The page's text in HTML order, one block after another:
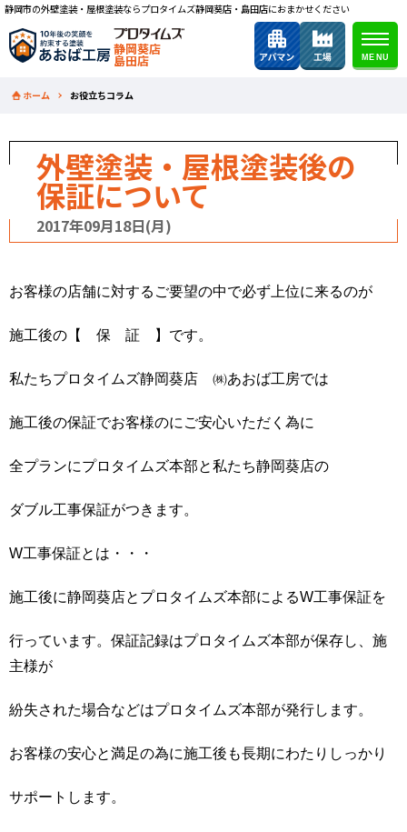
静岡市の外壁塗装・屋根塗装ならプロタイムズ静岡葵店・島田店におまかせください
静岡葵店
島田店
ホーム お役立ちコラム
外壁塗装・屋根塗装後の
保証について
2017年09月18日(月)
お客様の店舗に対するご要望の中で必ず上位に来るのが
施工後の【 保 証 】です。
私たちプロタイムズ静岡葵店 ㈱あおば工房では
施工後の保証でお客様のにご安心いただく為に
全プランにプロタイムズ本部と私たち静岡葵店の
ダブル工事保証がつきます。
W工事保証とは・・・
施工後に静岡葵店とプロタイムズ本部によるW工事保証を
行っています。保証記録はプロタイムズ本部が保存し、施
主様が
紛失された場合などはプロタイムズ本部が発行します。
お客様の安心と満足の為に施工後も長期にわたりしっかり
サポートします。